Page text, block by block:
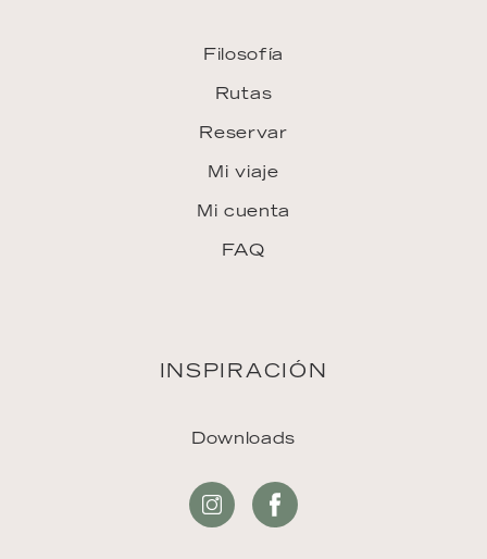
Filosofía
Rutas
Reservar
Mi viaje
Mi cuenta
FAQ
INSPIRACIÓN
Downloads